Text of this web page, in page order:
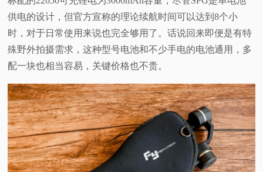
供电的设计，但官方宣称的理论续航时间可以达到8个小
时，对于日常使用来说也完全够用了。话说回来即便是有特
殊野外拍摄需求，这种型号电池和不少手电的电池通用，多
配一块也相当容易，关键价格也不贵。